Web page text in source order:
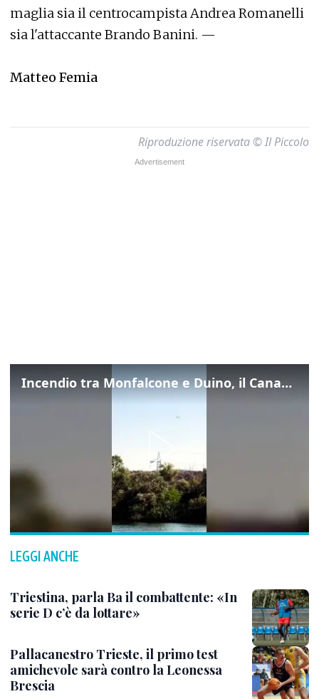
maglia sia il centrocampista Andrea Romanelli
sia l'attaccante Brando Banini. —
Matteo Femia
Riproduzione riservata © Il Piccolo
Incendio tra Monfalcone e Duino, il Canadair in azione per fermare le fiamme sul fronte dell’A4
LEGGI ANCHE
Triestina, parla Ba il combattente: «In
serie D c’è da lottare»
Pallacanestro Trieste, il primo test
amichevole sarà contro la Leonessa
Brescia